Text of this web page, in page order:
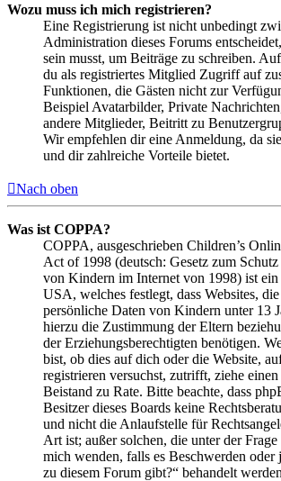
Wozu muss ich mich registrieren?
Eine Registrierung ist nicht unbedingt
Administration dieses Forums
sein musst, um Beiträge zu schreiben.
du als registriertes Mitglied Zugriff auf
Funktionen, die Gästen nicht zur
Beispiel Avatarbilder, Private
andere Mitglieder, Beitritt zu
Wir empfehlen dir eine Anmeldung, da
und dir zahlreiche Vorteile bietet.
Nach oben
Was ist COPPA?
COPPA, ausgeschrieben Children’s
Act of 1998 (deutsch: Gesetz zum
von Kindern im Internet von 1998) ist ein
USA, welches festlegt, dass Websites,
persönliche Daten von Kindern unter 13
hierzu die Zustimmung der Eltern
der Erziehungsberechtigten benötigen.
bist, ob dies auf dich oder die Website,
registrieren versuchst, zutrifft, ziehe
Beistand zu Rate. Bitte beachte, dass
Besitzer dieses Boards keine
und nicht die Anlaufstelle für
Art ist; außer solchen, die unter der
mich wenden, falls es Beschwerden oder
zu diesem Forum gibt?“ behandelt